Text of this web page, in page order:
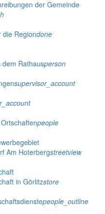
der Gemeinde
die Regiondone
dem Rathausperson
supervisor_account
people
Am Hoterbergstreetview
in Görlitzstore
people_outline